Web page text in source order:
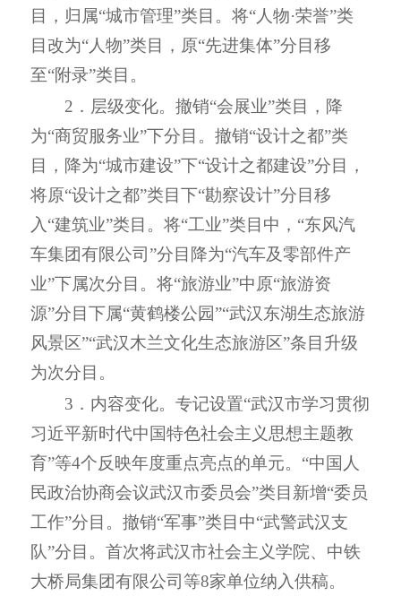
目，归属“城市管理”类目。将“人物·荣誉”类
目改为“人物”类目，原“先进集体”分目移
至“附录”类目。
2．层级变化。撤销“会展业”类目，降
为“商贸服务业”下分目。撤销“设计之都”类
目，降为“城市建设”下“设计之都建设”分目，
将原“设计之都”类目下“勘察设计”分目移
入“建筑业”类目。将“工业”类目中，“东风汽
车集团有限公司”分目降为“汽车及零部件产
业”下属次分目。将“旅游业”中原“旅游资
源”分目下属“黄鹤楼公园”“武汉东湖生态旅游
风景区”“武汉木兰文化生态旅游区”条目升级
为次分目。
3．内容变化。专记设置“武汉市学习贯彻
习近平新时代中国特色社会主义思想主题教
育”等4个反映年度重点亮点的单元。“中国人
民政治协商会议武汉市委员会”类目新增“委员
工作”分目。撤销“军事”类目中“武警武汉支
队”分目。首次将武汉市社会主义学院、中铁
大桥局集团有限公司等8家单位纳入供稿。